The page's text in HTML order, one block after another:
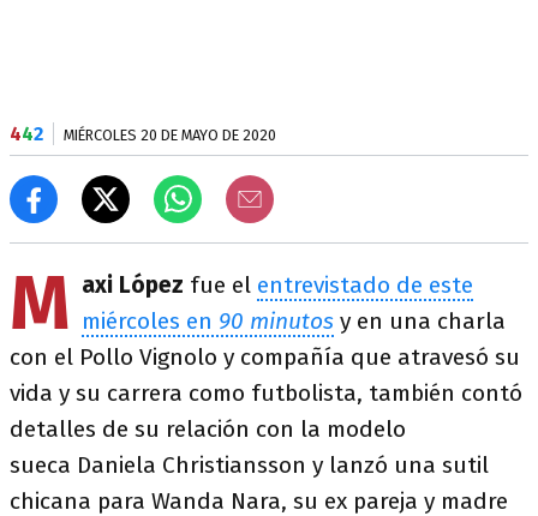
442 MIÉRCOLES 20 DE MAYO DE 2020
M axi López fue el entrevistado de este
miércoles en 90 minutos y en una charla
con el Pollo Vignolo y compañía que atravesó su
vida y su carrera como futbolista, también contó
detalles de su relación con la modelo
sueca Daniela Christiansson y lanzó una sutil
chicana para Wanda Nara, su ex pareja y madre